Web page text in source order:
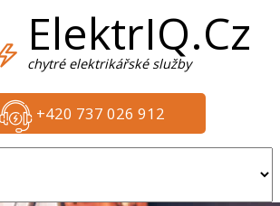
ElektrIQ.Cz
chytré elektrikářské služby
+420 737 026 912